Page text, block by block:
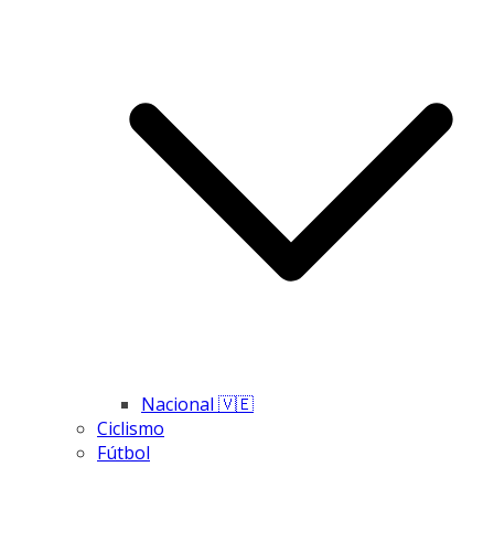
Nacional 🇻🇪
Ciclismo
Fútbol